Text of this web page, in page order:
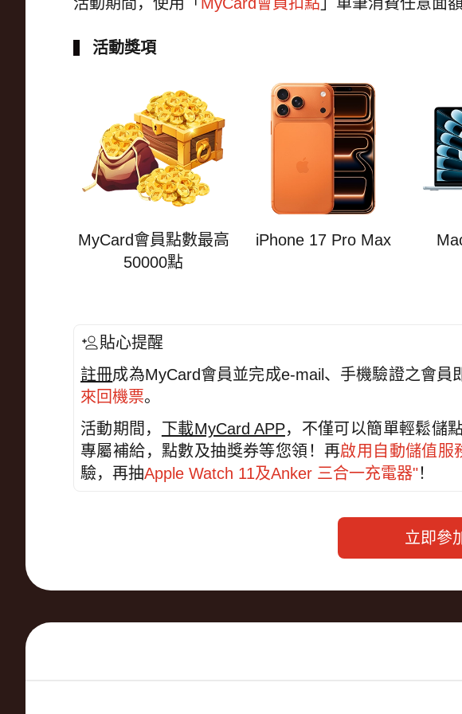
活動獎項
MyCard會員點數最高
50000點
iPhone 17 Pro Max
貼心提醒
註冊成為MyCard會員並完成e-mail、手機驗證之會員
來回機票。
活動期間， 下載MyCard APP，不僅可以簡單輕鬆儲
專屬補給，點數及抽獎券等您領！再啟用自動儲值服
驗，再抽Apple Watch 11及Anker 三合一充電器"！
立即參